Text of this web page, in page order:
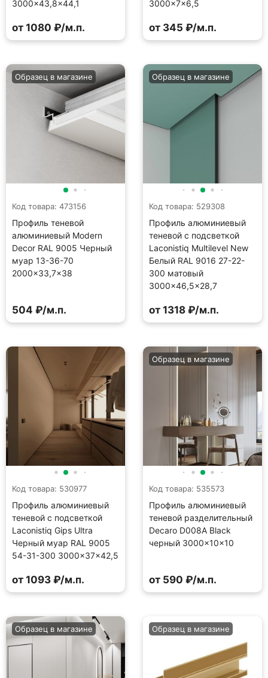
3000×43,8×44,1
от 1080 ₽/м.п.
3000×7×6,5
от 345 ₽/м.п.
Код товара: 473156
Профиль теневой
алюминиевый Modern
Decor RAL 9005 Черный
муар 13-36-70
2000×33,7×38
Образец в магазине
504 ₽/м.п.
Код товара: 529308
Профиль алюминиевый
теневой с подсветкой
Laconistiq Multilevel New
Белый RAL 9016 27-22-
300 матовый
3000×46,5×28,7
Образец в магазине
от 1318 ₽/м.п.
Код товара: 530977
Профиль алюминиевый
теневой с подсветкой
Laconistiq Gips Ultra
Черный муар RAL 9005
54-31-300 3000×37×42,5
от 1093 ₽/м.п.
Код товара: 535573
Профиль алюминиевый
теневой разделительный
Decaro D008A Black
черный 3000×10×10
Образец в магазине
от 590 ₽/м.п.
Образец в магазине Образец в магазине